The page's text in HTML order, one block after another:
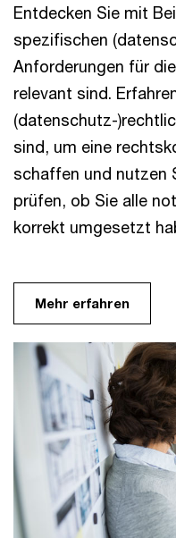
Entdecken Sie mit
spezifischen
Anforderungen für
relevant sind.
(datenschutz-
sind, um eine
schaffen und nutzen
prüfen, ob Sie alle
korrekt umgesetzt
Mehr erfahren